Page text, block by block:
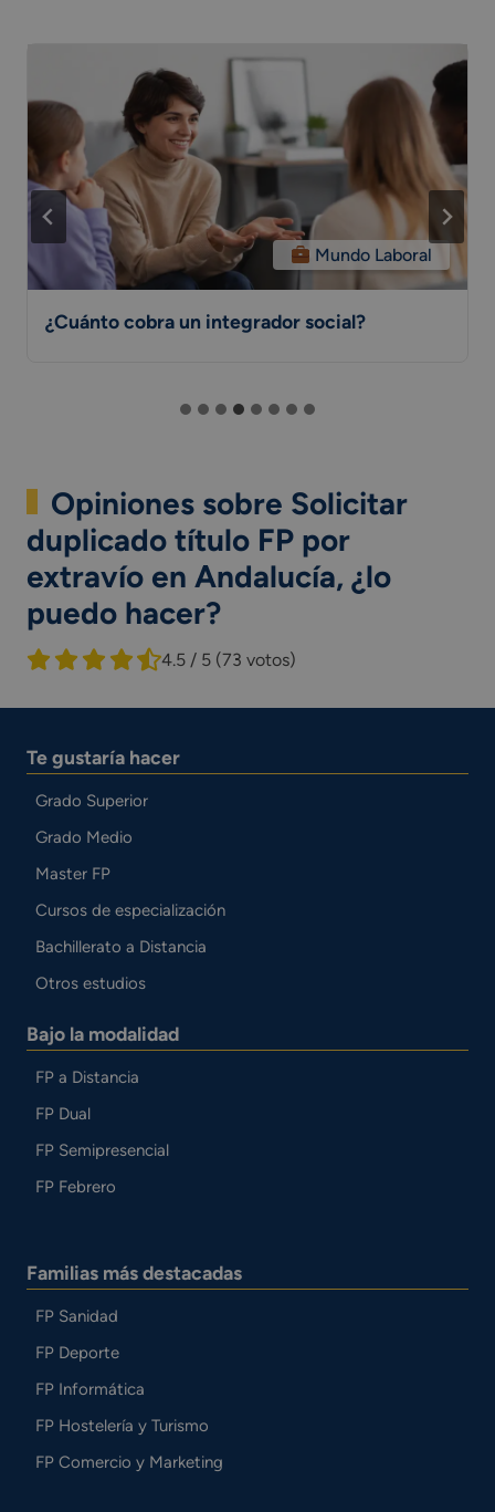
Mundo Laboral
¿Cuánto cobra un integrador social?
Opiniones sobre Solicitar
duplicado título FP por
extravío en Andalucía, ¿lo
puedo hacer?
4.5 / 5 (73 votos)
Te gustaría hacer
Grado Superior
Grado Medio
Master FP
Cursos de especialización
Bachillerato a Distancia
Otros estudios
Bajo la modalidad
FP a Distancia
FP Dual
FP Semipresencial
FP Febrero
Familias más destacadas
FP Sanidad
FP Deporte
FP Informática
FP Hostelería y Turismo
FP Comercio y Marketing